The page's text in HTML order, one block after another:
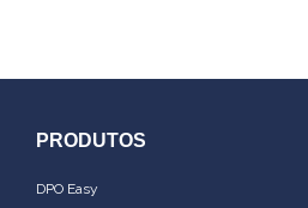
PRODUTOS
DPO Easy